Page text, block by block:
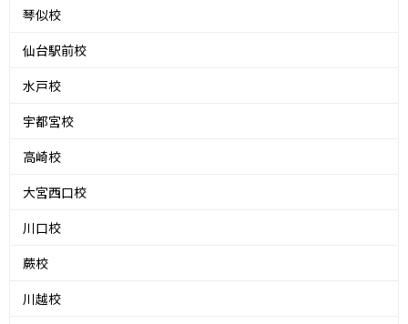
琴似校
仙台駅前校
水戸校
宇都宮校
高崎校
大宮西口校
川口校
蕨校
川越校